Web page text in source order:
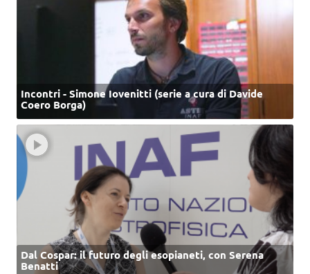
Incontri - Simone Iovenitti (serie a cura di Davide
Coero Borga)
Dal Cospar: il futuro degli esopianeti, con Serena
Benatti